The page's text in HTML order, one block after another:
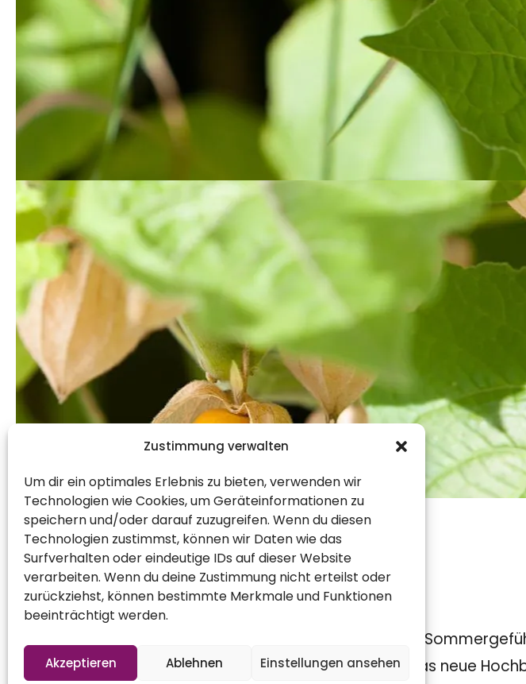
Zustimmung verwalten
Um dir ein optimales Erlebnis zu bieten, verwenden wir
Technologien wie Cookies, um Geräteinformationen zu
speichern und/oder darauf zuzugreifen. Wenn du diesen
Technologien zustimmst, können wir Daten wie das
Surfverhalten oder eindeutige IDs auf dieser Website
verarbeiten. Wenn du deine Zustimmung nicht erteilst oder
zurückziehst, können bestimmte Merkmale und Funktionen
beeinträchtigt werden.
Akzeptieren Ablehnen Einstellungen ansehen
Sommer im Herbst? Oder was ist das gerade? Für das
werden und die frisch gezogenen Erbeeren kamen in das neue